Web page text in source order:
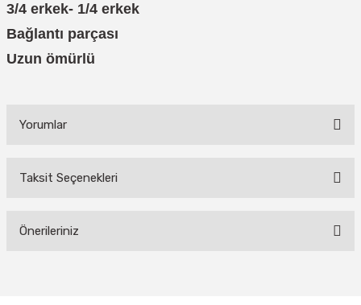
3/4 erkek- 1/4 erkek
Bağlantı parçası
Uzun ömürlü
Yorumlar
Taksit Seçenekleri
Önerileriniz